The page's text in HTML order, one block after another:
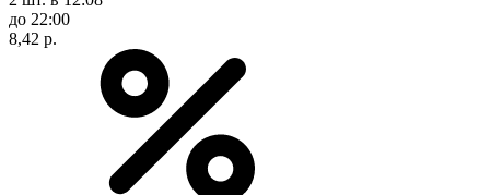
до 22:00
8,42 р.